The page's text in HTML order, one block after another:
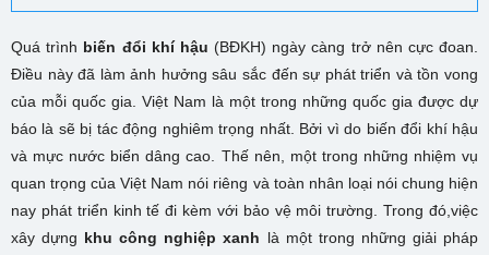
Quá trình biến đổi khí hậu (BĐKH) ngày càng trở nên cực đoan.
Điều này đã làm ảnh hưởng sâu sắc đến sự phát triển và tồn vong
của mỗi quốc gia. Việt Nam là một trong những quốc gia được dự
báo là sẽ bị tác động nghiêm trọng nhất. Bởi vì do biến đổi khí hậu
và mực nước biển dâng cao. Thế nên, một trong những nhiệm vụ
quan trọng của Việt Nam nói riêng và toàn nhân loại nói chung hiện
nay phát triển kinh tế đi kèm với bảo vệ môi trường. Trong đó,việc
xây dựng khu công nghiệp xanh là một trong những giải pháp